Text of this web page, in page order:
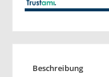
Beschreibung